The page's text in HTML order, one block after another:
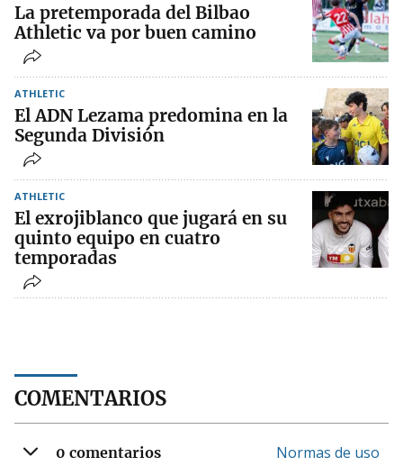
La pretemporada del Bilbao
Athletic va por buen camino
ATHLETIC
El ADN Lezama predomina en la
Segunda División
ATHLETIC
El exrojiblanco que jugará en su
quinto equipo en cuatro
temporadas
COMENTARIOS
0 comentarios Normas de uso